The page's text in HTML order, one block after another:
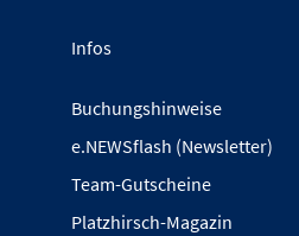
Infos
Buchungshinweise
e.NEWSflash (Newsletter)
Team-Gutscheine
Platzhirsch-Magazin